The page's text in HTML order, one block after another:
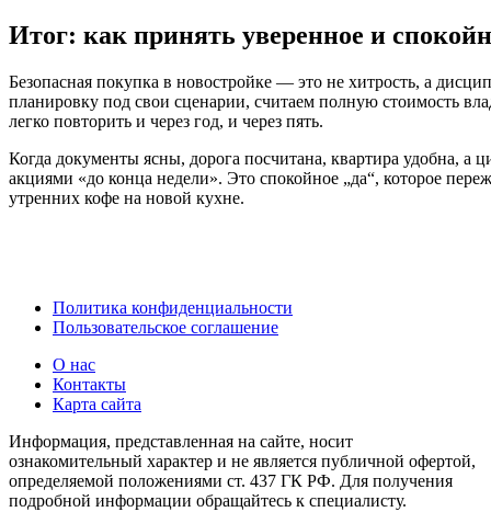
Итог: как принять уверенное и
Безопасная покупка в новостройке — это не хитрость, а
планировку под свои сценарии, считаем полную стоимость
легко повторить и через год, и через пять.
Когда документы ясны, дорога посчитана, квартира удобна,
акциями «до конца недели». Это спокойное „да“, которое
утренних кофе на новой кухне.
Политика конфиденциальности
Пользовательское соглашение
О нас
Контакты
Карта сайта
Информация, представленная на сайте, носит
ознакомительный характер и не является публичной офертой,
определяемой положениями ст. 437 ГК РФ. Для получения
подробной информации обращайтесь к специалисту.